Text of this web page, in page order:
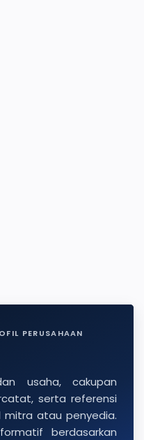
PERUSAHAAN
usaha, cakupan
serta referensi
mitra atau penyedia.
berdasarkan